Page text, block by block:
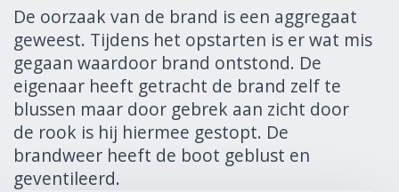
De oorzaak van de brand is een aggregaat
geweest. Tijdens het opstarten is er wat mis
gegaan waardoor brand ontstond. De
eigenaar heeft getracht de brand zelf te
blussen maar door gebrek aan zicht door
de rook is hij hiermee gestopt. De
brandweer heeft de boot geblust en
geventileerd.